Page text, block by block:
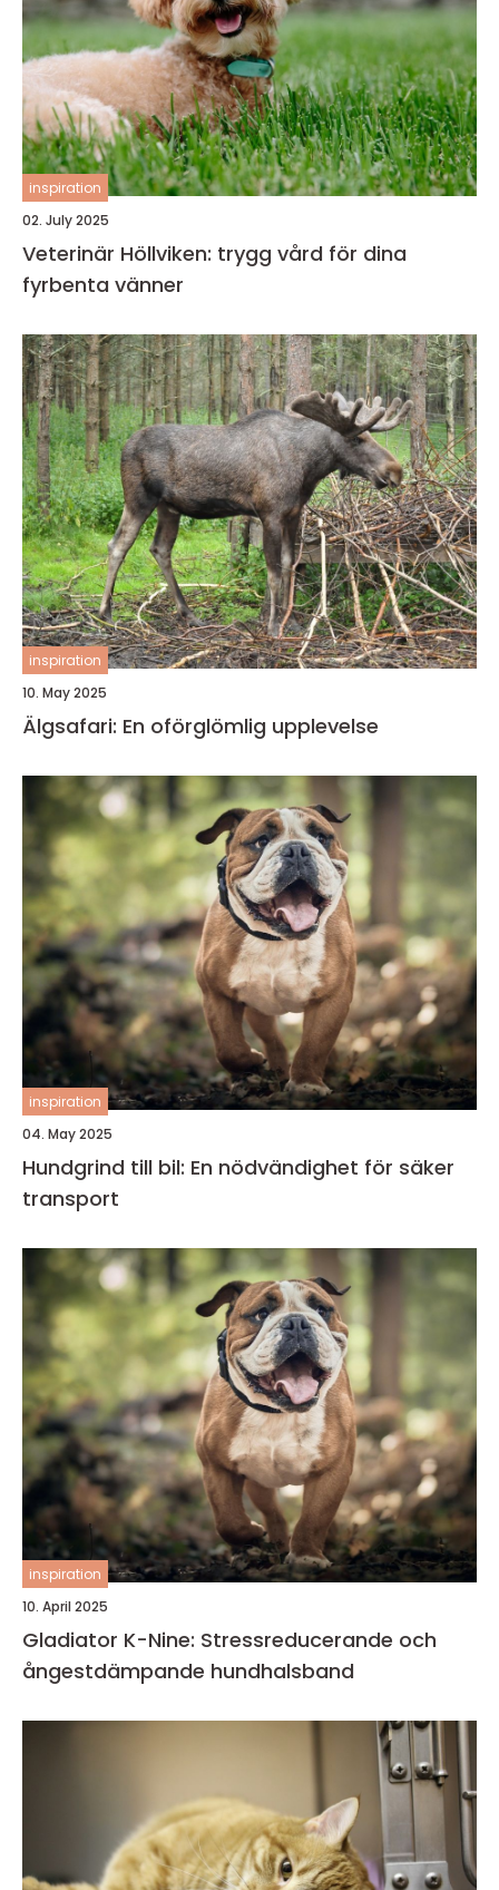
inspiration
02. July 2025
Veterinär Höllviken: trygg vård för dina
fyrbenta vänner
inspiration
10. May 2025
Älgsafari: En oförglömlig upplevelse
inspiration
04. May 2025
Hundgrind till bil: En nödvändighet för säker
transport
inspiration
10. April 2025
Gladiator K-Nine: Stressreducerande och
ångestdämpande hundhalsband